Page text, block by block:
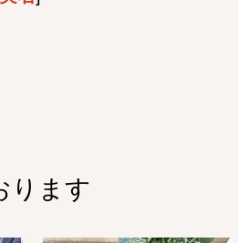
ります